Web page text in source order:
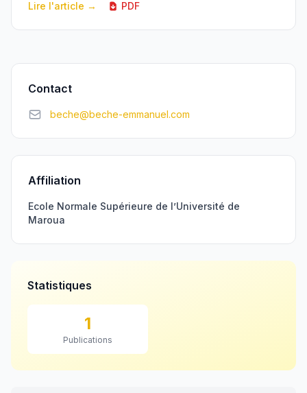
Lire l'article →
PDF
Contact
beche@beche-emmanuel.com
Affiliation
Ecole Normale Supérieure de l’Université de
Maroua
Statistiques
1
Publications